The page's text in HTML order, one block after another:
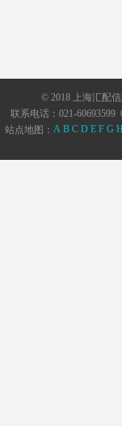
© 2018 上海汇配
联系电话：021-60693599
站点地图： A B C D E F G H